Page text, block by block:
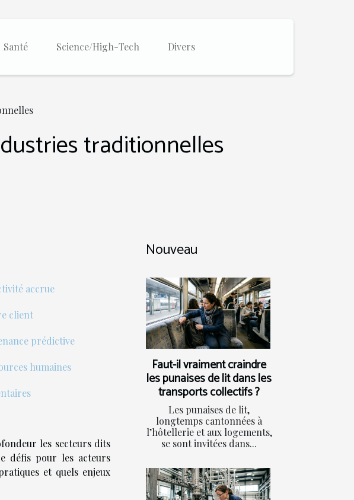
Santé Science/High-Tech Divers
traditionnelles
accrue
client
prédictive
humaines
les secteurs dits
défis pour les acteurs
et quels enjeux
Nouveau
Faut-il vraiment craindre
les punaises de lit dans les
transports collectifs ?
Les punaises de lit,
longtemps cantonnées à
l’hôtellerie et aux logements,
se sont invitées dans...